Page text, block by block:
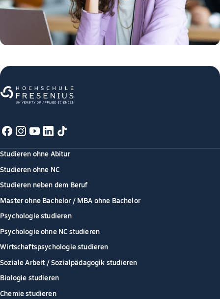
Studieren ohne Abitur
Studieren ohne NC
Studieren neben dem Beruf
Master ohne Bachelor / MBA ohne Bachelor
Psychologie studieren
Psychologie ohne NC studieren
Wirtschaftspsychologie studieren
Soziale Arbeit / Sozialpädagogik studieren
Biologie studieren
Chemie studieren